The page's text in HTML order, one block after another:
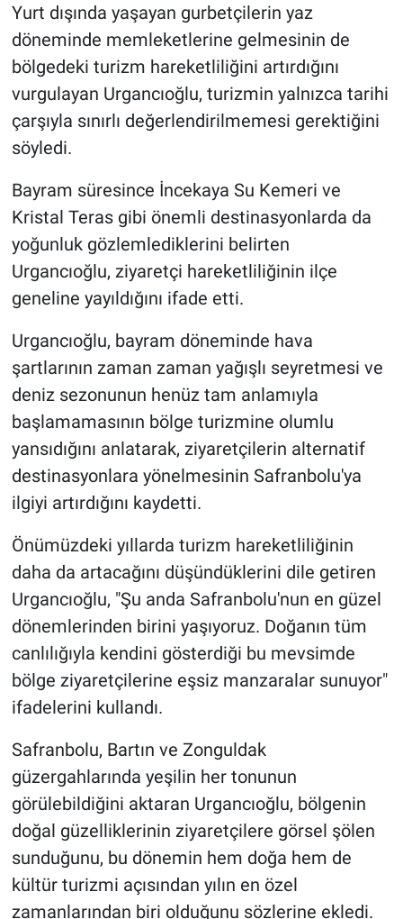
Yurt dışında yaşayan gurbetçilerin yaz
döneminde memleketlerine gelmesinin de
bölgedeki turizm hareketliliğini artırdığını
vurgulayan Urgancıoğlu, turizmin yalnızca tarihi
çarşıyla sınırlı değerlendirilmemesi gerektiğini
söyledi.
Bayram süresince İncekaya Su Kemeri ve
Kristal Teras gibi önemli destinasyonlarda da
yoğunluk gözlemlediklerini belirten
Urgancıoğlu, ziyaretçi hareketliliğinin ilçe
geneline yayıldığını ifade etti.
Urgancıoğlu, bayram döneminde hava
şartlarının zaman zaman yağışlı seyretmesi ve
deniz sezonunun henüz tam anlamıyla
başlamamasının bölge turizmine olumlu
yansıdığını anlatarak, ziyaretçilerin alternatif
destinasyonlara yönelmesinin Safranbolu'ya
ilgiyi artırdığını kaydetti.
Önümüzdeki yıllarda turizm hareketliliğinin
daha da artacağını düşündüklerini dile getiren
Urgancıoğlu, "Şu anda Safranbolu'nun en güzel
dönemlerinden birini yaşıyoruz. Doğanın tüm
canlılığıyla kendini gösterdiği bu mevsimde
bölge ziyaretçilerine eşsiz manzaralar sunuyor"
ifadelerini kullandı.
Safranbolu, Bartın ve Zonguldak
güzergahlarında yeşilin her tonunun
görülebildiğini aktaran Urgancıoğlu, bölgenin
doğal güzelliklerinin ziyaretçilere görsel şölen
sunduğunu, bu dönemin hem doğa hem de
kültür turizmi açısından yılın en özel
zamanlarından biri olduğunu sözlerine ekledi.